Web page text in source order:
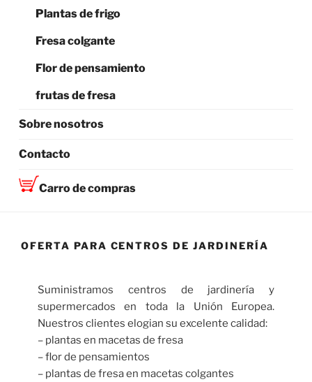
Plantas de frigo
Fresa colgante
Flor de pensamiento
frutas de fresa
Sobre nosotros
Contacto
Carro de compras
OFERTA PARA CENTROS DE JARDINERÍA
Suministramos centros de jardinería y
supermercados en toda la Unión Europea.
Nuestros clientes elogian su excelente calidad:
– plantas en macetas de fresa
– flor de pensamientos
– plantas de fresa en macetas colgantes